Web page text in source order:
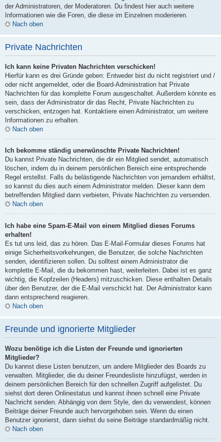
der Administratoren, der Moderatoren. Du findest hier auch weitere
Informationen wie die Foren, die diese im Einzelnen moderieren.
Nach oben
Private Nachrichten
Ich kann keine Privaten Nachrichten verschicken!
Hierfür kann es drei Gründe geben: Entweder bist du nicht registriert und /
oder nicht angemeldet, oder die Board-Administration hat Private
Nachrichten für das komplette Forum ausgeschaltet. Außerdem könnte es
sein, dass der Administrator dir das Recht, Private Nachrichten zu
verschicken, entzogen hat. Kontaktiere einen Administrator, um weitere
Informationen zu erhalten.
Nach oben
Ich bekomme ständig unerwünschte Private Nachrichten!
Du kannst Private Nachrichten, die dir ein Mitglied sendet, automatisch
löschen, indem du in deinem persönlichen Bereich eine entsprechende
Regel erstellst. Falls du belästigende Nachrichten von jemandem erhältst,
so kannst du dies auch einem Administrator melden. Dieser kann dem
betreffenden Mitglied dann verbieten, Private Nachrichten zu versenden.
Nach oben
Ich habe eine Spam-E-Mail von einem Mitglied dieses Forums
erhalten!
Es tut uns leid, das zu hören. Das E-Mail-Formular dieses Forums hat
einige Sicherheitsvorkehrungen, die Benutzer, die solche Nachrichten
senden, identifizieren sollen. Du solltest einem Administrator die
komplette E-Mail, die du bekommen hast, weiterleiten. Dabei ist es ganz
wichtig, die Kopfzeilen (Headers) mitzuschicken. Diese enthalten Details
über den Benutzer, der die E-Mail verschickt hat. Der Administrator kann
dann entsprechend reagieren.
Nach oben
Freunde und ignorierte Mitglieder
Wozu benötige ich die Listen der Freunde und ignorierten
Mitglieder?
Du kannst diese Listen benutzen, um andere Mitglieder des Boards zu
verwalten. Mitglieder, die du deiner Freundesliste hinzufügst, werden in
deinem persönlichen Bereich für den schnellen Zugriff aufgelistet. Du
siehst dort deren Onlinestatus und kannst ihnen schnell eine Private
Nachricht senden. Abhängig von dem Style, den du verwendest, können
Beiträge deiner Freunde auch hervorgehoben sein. Wenn du einen
Benutzer ignorierst, dann siehst du seine Beiträge standardmäßig nicht.
Nach oben